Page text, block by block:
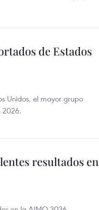
de Estados
Unidos, el mayor grupo
2026.
resultados en